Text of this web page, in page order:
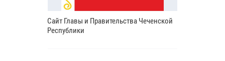
Сайт Главы и Правительства Чеченской
Республики